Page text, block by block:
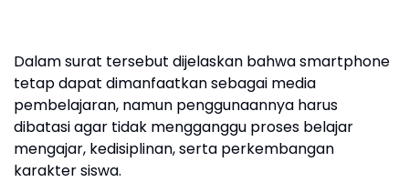
Dalam surat tersebut dijelaskan bahwa smartphone
tetap dapat dimanfaatkan sebagai media
pembelajaran, namun penggunaannya harus
dibatasi agar tidak mengganggu proses belajar
mengajar, kedisiplinan, serta perkembangan
karakter siswa.